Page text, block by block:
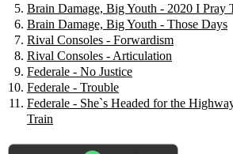
Brain Damage, Big Youth - 2020 I Pray
Brain Damage, Big Youth - Those Days
Rival Consoles - Forwardism
Rival Consoles - Articulation
Federale - No Justice
Federale - Trouble
Federale - She`s Headed for the
Train